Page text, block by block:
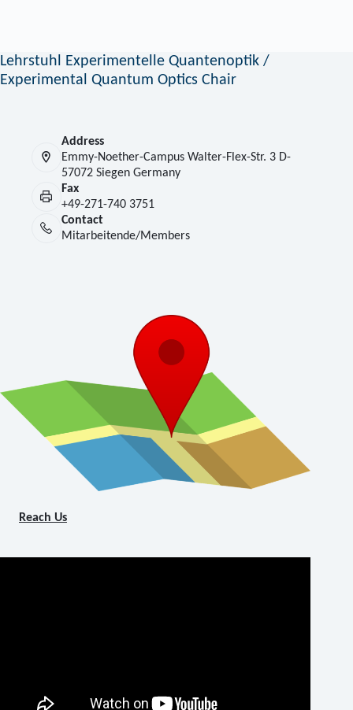
Lehrstuhl Experimentelle Quantenoptik /
Experimental Quantum Optics Chair
Address
Emmy-Noether-Campus Walter-Flex-Str. 3 D-
57072 Siegen Germany
Fax
+49-271-740 3751
Contact
Mitarbeitende/Members
Reach Us